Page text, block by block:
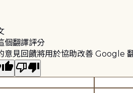
個翻譯評分
意見回饋將用於協助改善 Google